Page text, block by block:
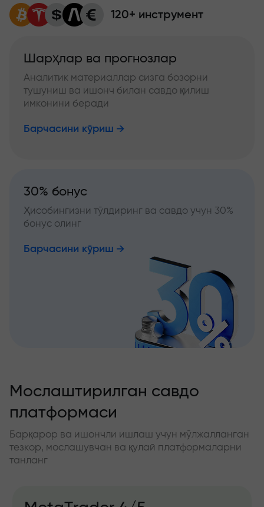
120+ инструмент
Шарҳлар ва прогнозлар
Аналитик материаллар сизга бозорни
тушуниш ва ишонч билан савдо қилиш
имконини беради
Барчасини кўриш
30% бонус
Ҳисобингизни тўлдиринг ва савдо учун 30%
бонус олинг
Барчасини кўриш
Мослаштирилган савдо
платформаси
Барқарор ва ишончли ишлаш учун мўлжалланган
тезкор, мослашувчан ва қулай платформаларни
танланг